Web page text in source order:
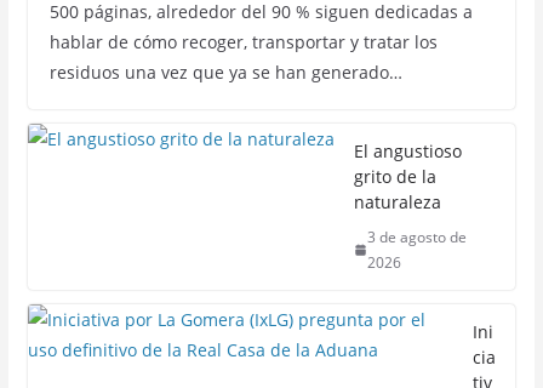
500 páginas, alrededor del 90 % siguen dedicadas a
hablar de cómo recoger, transportar y tratar los
residuos una vez que ya se han generado…
El angustioso
grito de la
naturaleza
3 de agosto de
2026
Ini
cia
tiv